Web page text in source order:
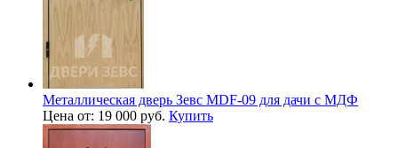
Металлическая дверь Зевс MDF-09 для дачи с МДФ
Цена от: 19 000 руб. Купить